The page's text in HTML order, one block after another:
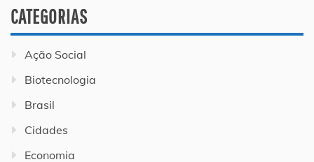
CATEGORIAS
Ação Social
Biotecnologia
Brasil
Cidades
Economia